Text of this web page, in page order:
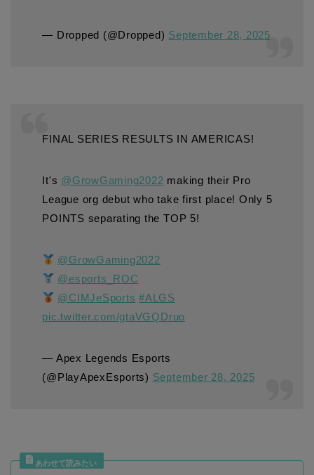
— Dropped (@Dropped) September 28, 2025
FINAL SERIES RESULTS IN AMERICAS!
It's @GrowGaming2022 making their Pro
League org debut who take first place! Only 5
POINTS separating the TOP 5!
@GrowGaming2022
@esports_ROC
@CIMJeSports #ALGS
pic.twitter.com/gtaVGQDruo
— Apex Legends Esports
(@PlayApexEsports) September 28, 2025